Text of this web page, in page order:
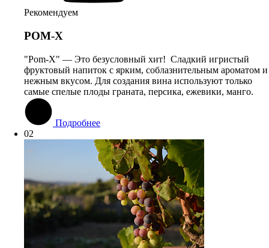
Рекомендуем
РОМ-Х
"Pom-X" — Это безусловный хит! Сладкий игристый
фруктовый напиток с ярким, соблазнительным ароматом и
нежным вкусом. Для создания вина используют только
самые спелые плоды граната, персика, ежевики, манго.
Подробнее
02